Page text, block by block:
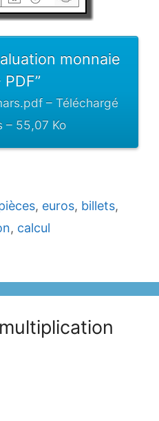
monnaie
– Téléchargé
– 55,07 Ko
, euros, billets,
, calcul